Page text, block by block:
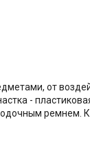
от
-
ремнем.